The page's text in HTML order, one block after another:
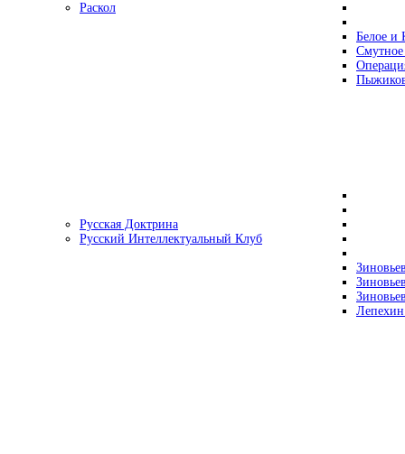
Раскол
Белое и
Русская Доктрина
Русский Интеллектуальный Клуб